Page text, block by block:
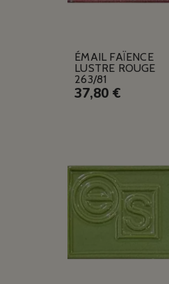
ÉMAIL FAÏENCE
LUSTRE ROUGE
263/81
37,80 €